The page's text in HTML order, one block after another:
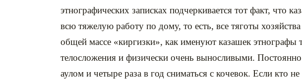
этнографических записках подчеркивается тот факт, что
всю тяжелую работу по дому, то есть, все тяготы
общей массе «киргизки», как именуют казашек этнографы
телосложения и физически очень выносливыми.
аулом и четыре раза в год сниматься с кочевок. Если кто